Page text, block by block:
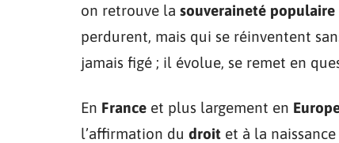
on retrouve la souveraineté populaire
perdurent, mais qui se réinventent
jamais figé ; il évolue, se remet en
En France et plus largement en
l’affirmation du droit et à la